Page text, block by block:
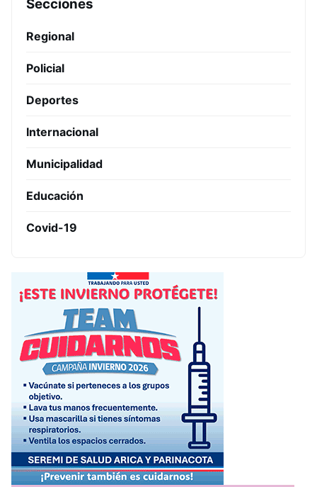
Secciones
Regional
Policial
Deportes
Internacional
Municipalidad
Educación
Covid-19